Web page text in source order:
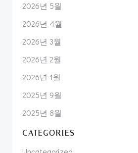
2026년 5월
2026년 4월
2026년 3월
2026년 2월
2026년 1월
2025년 9월
2025년 8월
CATEGORIES